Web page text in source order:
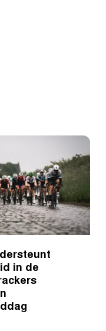
in de